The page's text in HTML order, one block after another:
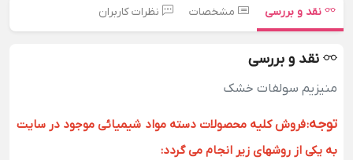
نقد و بررسی مشخصات نظرات کاربران
نقد و بررسی
منیزیم سولفات خشک
توجه:فروش کلیه محصولات دسته مواد شیمیائی موجود در سایت
به یکی از روشهای زیر انجام می گردد: